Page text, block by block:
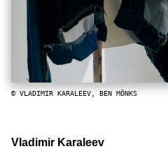
© VLADIMIR KARALEEV, BEN MÖNKS
Vladimir Karaleev